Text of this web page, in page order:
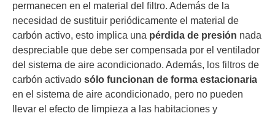
permanecen en el material del filtro. Además de la
necesidad de sustituir periódicamente el material de
carbón activo, esto implica una pérdida de presión nada
despreciable que debe ser compensada por el ventilador
del sistema de aire acondicionado. Además, los filtros de
carbón activado sólo funcionan de forma estacionaria
en el sistema de aire acondicionado, pero no pueden
llevar el efecto de limpieza a las habitaciones y